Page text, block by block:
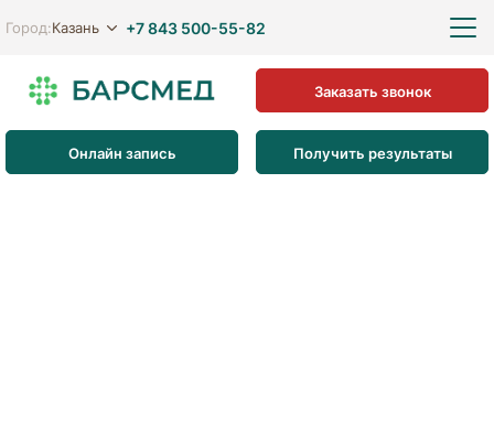
Город:Казань +7 843 500-55-82
Онлайн запись Получить результаты
Заказать звонок